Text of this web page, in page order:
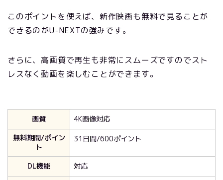
このポイントを使えば、新作映画も無料で見ることが
できるのがU-NEXTの強みです。
さらに、高画質で再生も非常にスムーズですのでスト
レスなく動画を楽しむことができます。
画質
4K画像対応
無料期間/ポイン
ト
31日間/600ポイント
DL機能
対応